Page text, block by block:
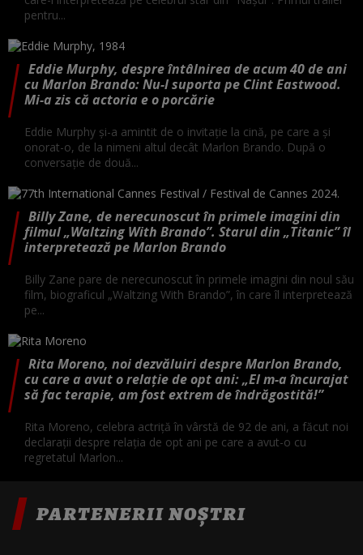
pentru...
Eddie Murphy, despre întâlnirea de acum 40 de ani
cu Marlon Brando: Nu-l suporta pe Clint Eastwood.
Mi-a zis că actoria e o porcărie
Eddie Murphy și-a amintit de o invitație la cină, pe care a și
onorat-o, de la nimeni altul decât Marlon Brando. După o
conversație de două...
Billy Zane, de nerecunoscut în primele imagini din
filmul „Waltzing With Brando”. Starul din „Titanic” îl
interpretează pe Marlon Brando
Billy Zane pare de nerecunoscut în primele imagini din noul său
film, biograficul „Waltzing With Brando”, în care îl interpretează
pe...
Rita Moreno, noi dezvăluiri despre Marlon Brando,
cu care a avut o relație de opt ani: „El m-a încurajat
să fac terapie, am fost extrem de îndrăgostită!”
Rita Moreno, celebra actriță în vârstă de 92 de ani, a făcut noi
declarații despre relația de opt ani pe care a avut-o cu
regretatul Marlon...
PARTENERII NOȘTRI